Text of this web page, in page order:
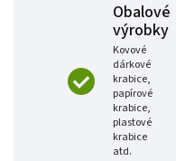
Obalové
výrobky
Kovové
dárkové
krabice,
papírové
krabice,
plastové
krabice
atd.